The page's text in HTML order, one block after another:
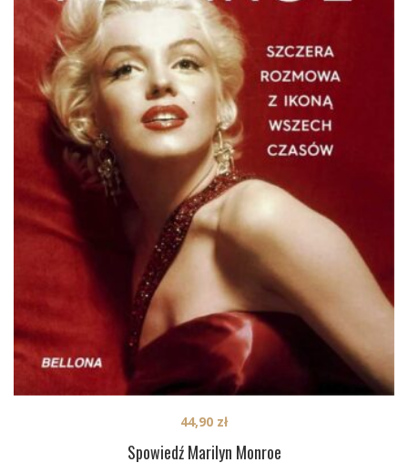
Spowiedź Marilyn Monroe
44,90 zł